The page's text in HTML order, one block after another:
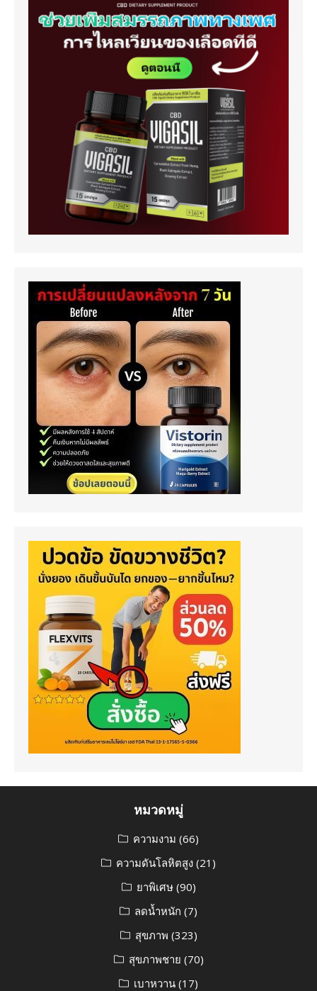
หมวดหมู่
ความงาม (66)
ความดันโลหิตสูง (21)
ยาพิเศษ(90)
ลดน้ำหนัก (7)
สุขภาพ (323)
สุขภาพชาย (70)
เบาหวาน (17)